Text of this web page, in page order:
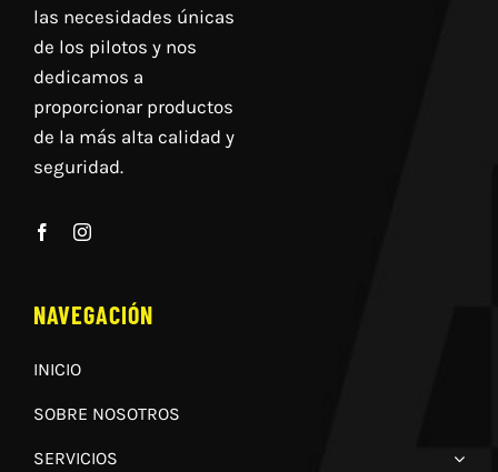
las necesidades únicas
de los pilotos y nos
dedicamos a
proporcionar productos
de la más alta calidad y
seguridad.
NAVEGACIÓN
INICIO
SOBRE NOSOTROS
SERVICIOS